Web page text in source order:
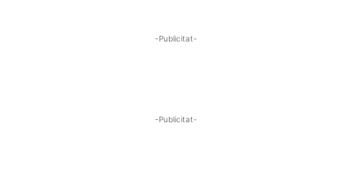
-Publicitat-
-Publicitat-